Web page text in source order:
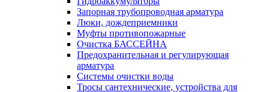
Запорная трубопроводная арматура
Люки, дождеприемники
Муфты противопожарные
Очистка БАССЕЙНА
Предохранительная и регулирующая
арматура
Системы очистки воды
Тросы сантехнические, устройства для